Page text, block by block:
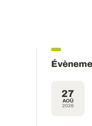
27
AOÛ
2026